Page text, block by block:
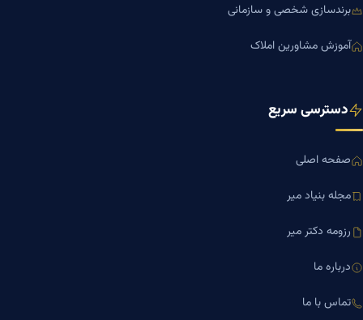
برندسازی شخصی و سازمانی
آموزش مشاورین املاک
دسترسی سریع
صفحه اصلی
مجله بنیاد میر
رزومه دکتر میر
درباره ما
تماس با ما